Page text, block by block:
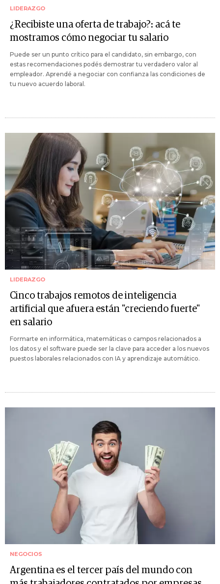
LIDERAZGO
¿Recibiste una oferta de trabajo?: acá te
mostramos cómo negociar tu salario
Puede ser un punto crítico para el candidato, sin embargo, con
estas recomendaciones podés demostrar tu verdadero valor al
empleador. Aprendé a negociar con confianza las condiciones de
tu nuevo acuerdo laboral.
LIDERAZGO
Cinco trabajos remotos de inteligencia
artificial que afuera están "creciendo fuerte"
en salario
Formarte en informática, matemáticas o campos relacionados a
los datos y el software puede ser la clave para acceder a los nuevos
puestos laborales relacionados con IA y aprendizaje automático.
NEGOCIOS
Argentina es el tercer país del mundo con